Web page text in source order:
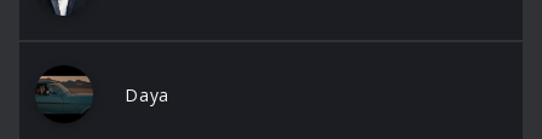
Daya